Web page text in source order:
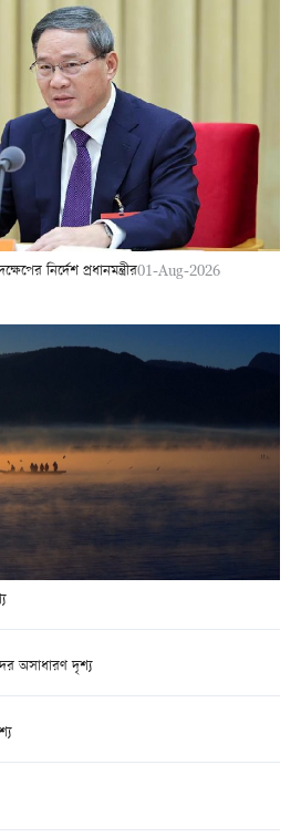
নির্দেশ প্রধানমন্ত্রীর01-Aug-2026
অসাধারণ দৃশ্য